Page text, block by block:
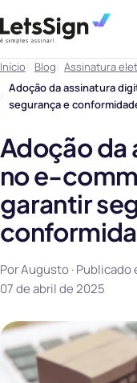
Início Blog
Assinatura
Adoção da assinatura
segurança e
Adoção da
no e-
garantir
Por Augusto · Publicado
07 de abril de 2025